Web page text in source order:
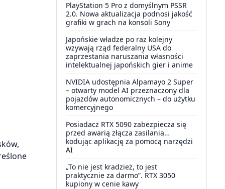
PlayStation 5 Pro z domyślnym PSSR
2.0. Nowa aktualizacja podnosi jakość
grafiki w grach na konsoli Sony
Japońskie władze po raz kolejny
wzywają rząd federalny USA do
zaprzestania naruszania własności
intelektualnej japońskich gier i anime
NVIDIA udostępnia Alpamayo 2 Super
– otwarty model AI przeznaczony dla
pojazdów autonomicznych – do użytku
komercyjnego
Posiadacz RTX 5090 zabezpiecza się
przed awarią złącza zasilania…
kodując aplikację za pomocą narzędzi
AI
„To nie jest kradzież, to jest
praktycznie za darmo”. RTX 3050
kupiony w cenie kawy